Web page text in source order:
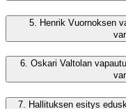
5.
Henrik Vuornoksen
6. Oskari Valtolan
7. Hallituksen esitys